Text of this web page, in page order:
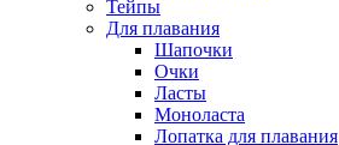
Тейпы
Для плавания
Шапочки
Очки
Ласты
Моноласта
Лопатка для плавания